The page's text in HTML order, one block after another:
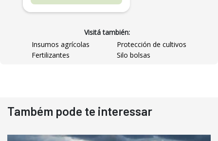
Pá Carregadeira Cat 966
Ano 1987
Visitá también:
Insumos agrícolas
Protección de cultivos
Fertilizantes
Silo bolsas
Também pode te interessar